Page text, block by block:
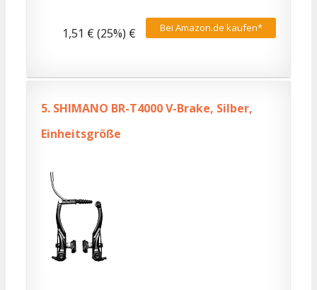
Bei Amazon.de kaufen*
1,51 € (25%) €
5. SHIMANO BR-T4000 V-Brake, Silber,
Einheitsgröße